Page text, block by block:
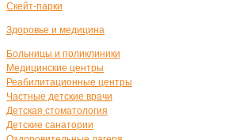
Скейт-парки
Здоровье и медицина
Больницы и поликлиники
Медицинские центры
Реабилитационные центры
Частные детские врачи
Детская стоматология
Детские санатории